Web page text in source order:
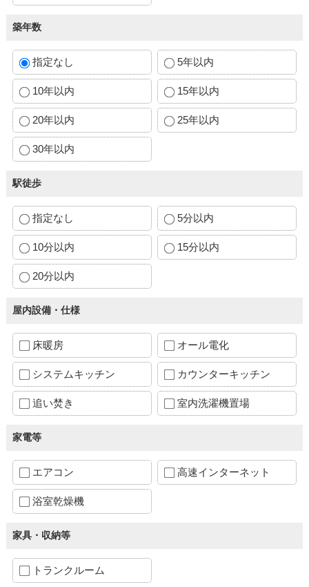
築年数
指定なし 5年以内
10年以内 15年以内
20年以内 25年以内
30年以内
駅徒歩
指定なし 5分以内
10分以内 15分以内
20分以内
屋内設備・仕様
床暖房 オール電化
システムキッチン カウンターキッチン
追い焚き 室内洗濯機置場
家電等
エアコン 高速インターネット
浴室乾燥機
家具・収納等
トランクルーム